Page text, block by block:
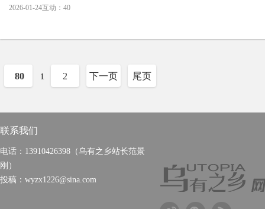
的描述，一旦你跌入斩杀线以后，与“糖霜苹果”和“高达(尸体)期货”相
2026-01-24互动：40
80 1 2 下一页 尾页
联系我们
电话：13910426398（乌有之乡站长范景
刚）
投稿：wyzx1226@sina.com